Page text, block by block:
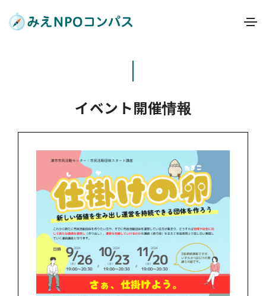
イベント開催情報